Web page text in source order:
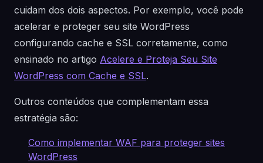
cuidam dos dois aspectos. Por exemplo, você pode
acelerar e proteger seu site WordPress
configurando cache e SSL corretamente, como
ensinado no artigo Acelere e Proteja Seu Site
WordPress com Cache e SSL.
Outros conteúdos que complementam essa
estratégia são:
Como implementar WAF para proteger sites
WordPress